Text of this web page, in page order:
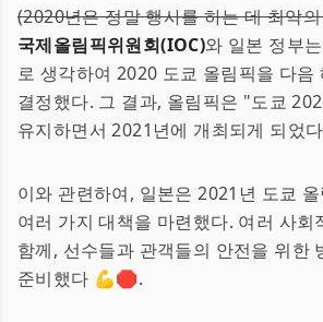
(2020년은 정말 행사를 하는 데 최악
국제올림픽위원회(IOC)와 일본 정부
로 생각하여 2020 도쿄 올림픽을 다음
결정했다. 그 결과, 올림픽은 "도쿄
유지하면서 2021년에 개최되게 되었
이와 관련하여, 일본은 2021년 도쿄
여러 가지 대책을 마련했다. 여러 사회
함께, 선수들과 관객들의 안전을 위한
준비했다 💪🛑.